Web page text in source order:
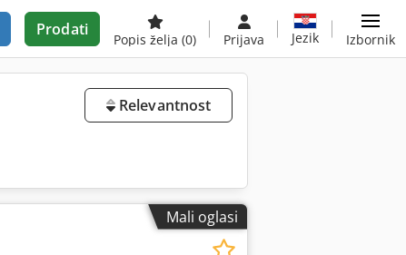
Prodati
Popis želja (0) Prijava Jezik Izbornik
Relevantnost
Mali oglasi